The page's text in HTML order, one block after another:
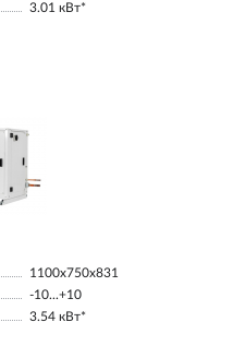
3.01 кВт*
1100х750х831
-10...+10
3.54 кВт*